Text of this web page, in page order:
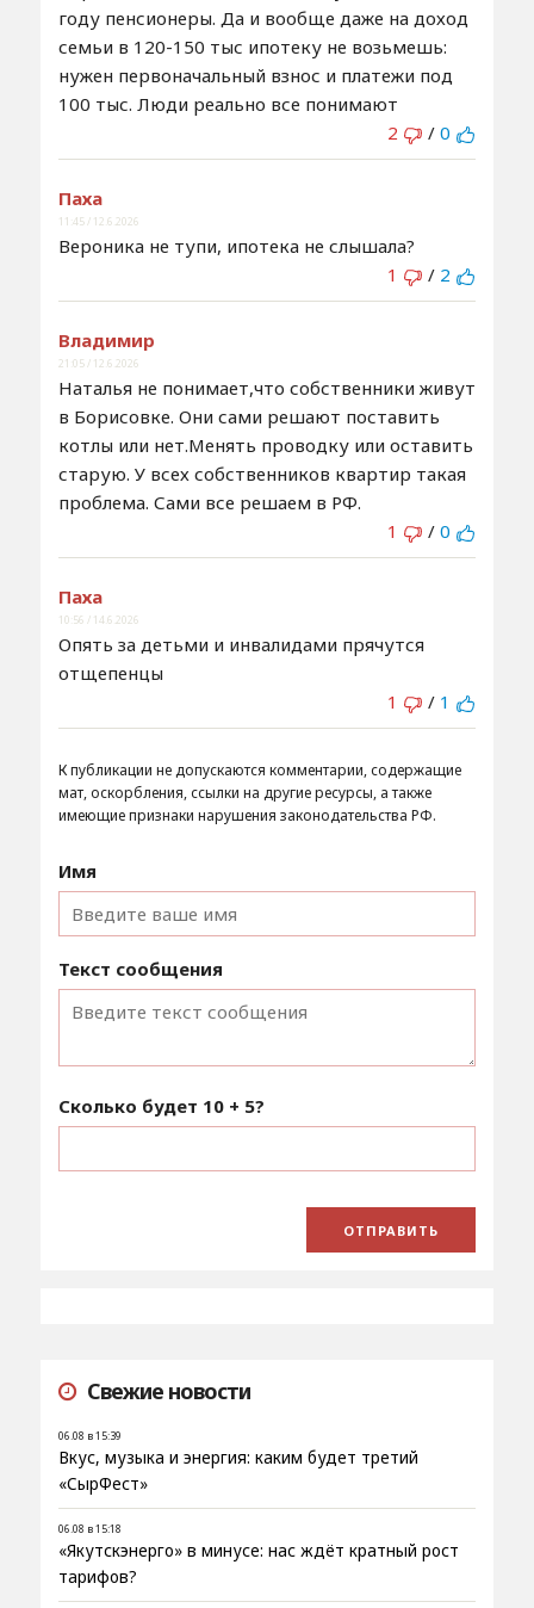
году пенсионеры. Да и вообще даже на доход
семьи в 120-150 тыс ипотеку не возьмешь:
нужен первоначальный взнос и платежи под
100 тыс. Люди реально все понимают
2
/ 0
Паха
11:45 / 12.6.2026
Вероника не тупи, ипотека не слышала?
1
/ 2
Владимир
21:05 / 12.6.2026
Наталья не понимает,что собственники живут
в Борисовке. Они сами решают поставить
котлы или нет.Менять проводку или оставить
старую. У всех собственников квартир такая
проблема. Сами все решаем в РФ.
1
/ 0
Паха
10:56 / 14.6.2026
Опять за детьми и инвалидами прячутся
отщепенцы
1
/ 1
К публикации не допускаются комментарии, содержащие
мат, оскорбления, ссылки на другие ресурсы, а также
имеющие признаки нарушения законодательства РФ.
Имя
Текст сообщения
Сколько будет 10 + 5?
Свежие новости
06.08 в 15:39
Вкус, музыка и энергия: каким будет третий
«СырФест»
06.08 в 15:18
«Якутскэнерго» в минусе: нас ждёт кратный рост
тарифов?